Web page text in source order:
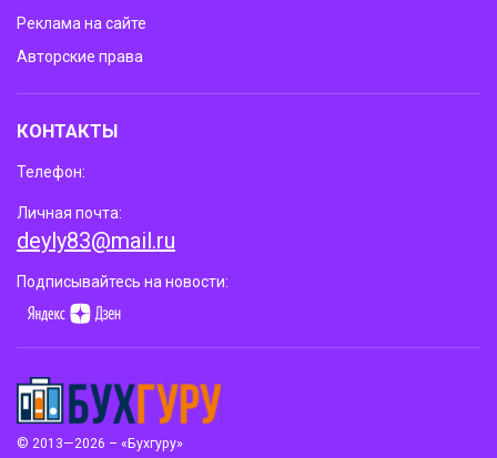
© 2013—2026 – «Бухгуру»
Реклама на сайте
Авторские права
КОНТАКТЫ
Телефон:
Личная почта:
deyly83@mail.ru
Подписывайтесь на новости: